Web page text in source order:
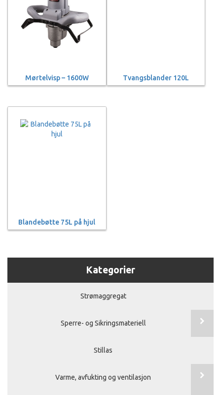
Mørtelvisp – 1600W Tvangsblander 120L
Blandebøtte 75L på hjul
Kategorier
Strømaggregat
Sperre- og Sikringsmateriell
Stillas
Varme, avfukting og ventilasjon